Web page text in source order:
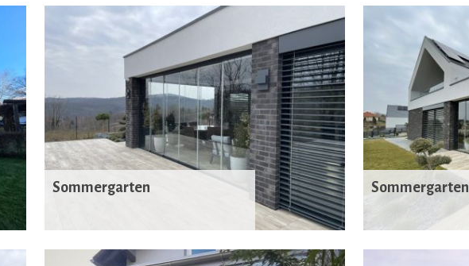
Sommergarten Sommergarten